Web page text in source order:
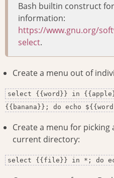
Bash builtin construct
information:
https://www.gnu.org/
select.
Create a menu out of
select {{word}} in
{{banana}}; do echo
Create a menu for
current directory:
select {{file}} in *; do